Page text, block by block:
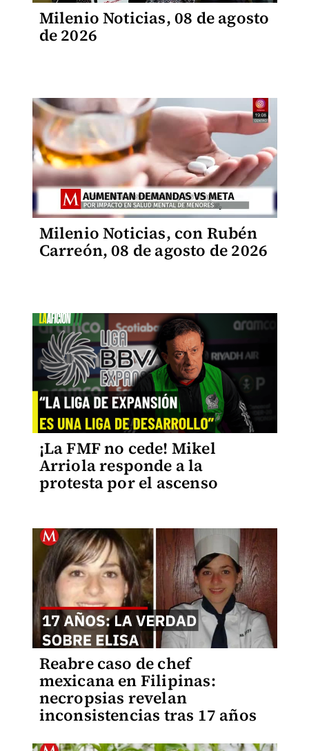
Milenio Noticias, 08 de agosto
de 2026
Milenio Noticias, con Rubén
Carreón, 08 de agosto de 2026
¡La FMF no cede! Mikel
Arriola responde a la
protesta por el ascenso
Reabre caso de chef
mexicana en Filipinas:
necropsias revelan
inconsistencias tras 17 años